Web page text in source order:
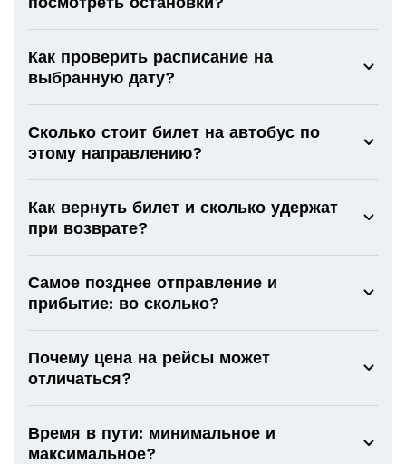
Как проверить расписание на
выбранную дату?
Сколько стоит билет на автобус по
этому направлению?
Как вернуть билет и сколько удержат
при возврате?
Самое позднее отправление и
прибытие: во сколько?
Почему цена на рейсы может
отличаться?
Время в пути: минимальное и
максимальное?